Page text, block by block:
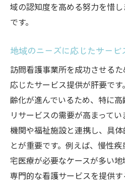
域の認知度を高める努力を惜
です。
地域のニーズに応じたサービ
訪問看護事業所を成功させる
応じたサービス提供が肝要で
齢化が進んでいるため、特に
リサービスの需要が高まって
機関や福祉施設と連携し、具
とが重要です。例えば、慢性
宅医療が必要なケースが多い
専門的な看護サービスを提供す